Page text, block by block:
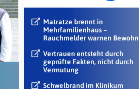
Matratze brennt in
Mehrfamilienhaus –
Rauchmelder warnen
Vertrauen entsteht durch
geprüfte Fakten, nicht durch
Vermutung
Schwelbrand im Klinikum